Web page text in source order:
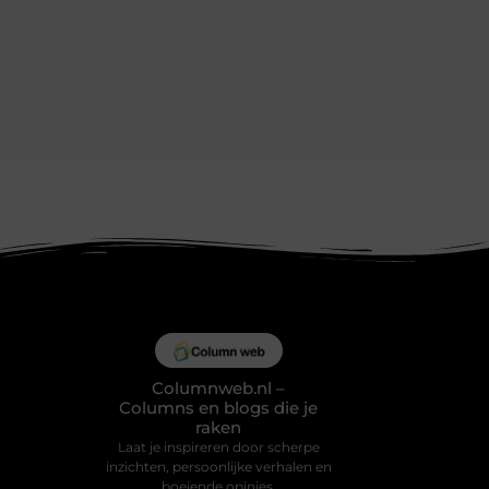
Columnweb.nl –
Columns en blogs die je
raken
Laat je inspireren door scherpe
inzichten, persoonlijke verhalen en